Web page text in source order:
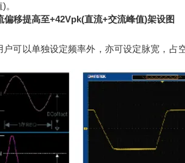
偏移提高至+42Vpk(直流+交流峰值)架设图
可以单独设定频率外，亦可设定脉宽，占